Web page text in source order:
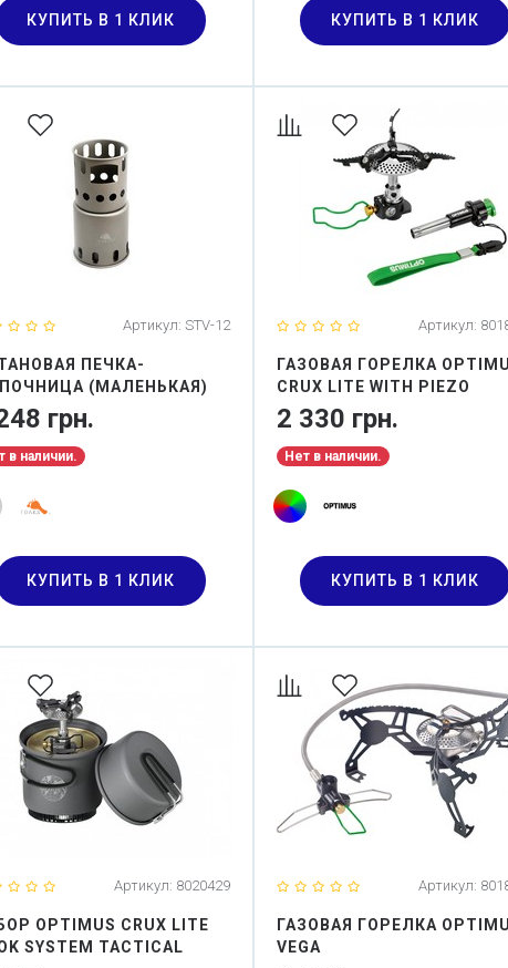
КУПИТЬ В 1 КЛИК КУПИТЬ В 1 КЛИК
Артикул: STV-12
ПЕЧКА-
(МАЛЕНЬКАЯ)
TITANIUM
WOOD BURNING
(SMALL)
грн.
в наличии.
КУПИТЬ В 1 КЛИК
Артикул:
ГАЗОВАЯ ГОРЕЛКА
CRUX LITE WITH PIEZO
2 330 грн.
Нет в наличии.
КУПИТЬ В 1 КЛИК
Артикул: 8020429
OPTIMUS CRUX LITE
SYSTEM TACTICAL
Артикул:
ГАЗОВАЯ ГОРЕЛКА
VEGA